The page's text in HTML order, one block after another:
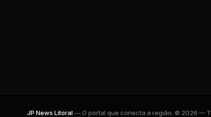
JP News Litoral— O portal que conecta a região. © 2026 —